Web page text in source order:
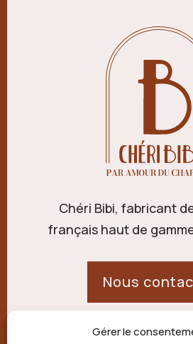
Gérer le
Chéri Bibi, fabricant
français haut de
Nous